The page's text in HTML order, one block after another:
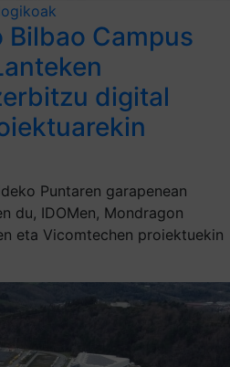
Campus
digital
Puntaren garapenean
du, IDOMen, Mondragon
eta Vicomtechen proiektuekin